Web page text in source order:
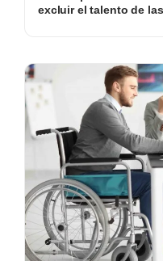
excluir el talento de